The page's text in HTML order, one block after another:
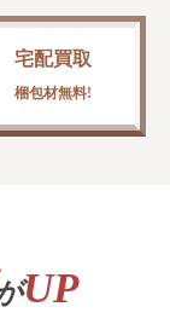
宅配買取
梱包材無料!
UP